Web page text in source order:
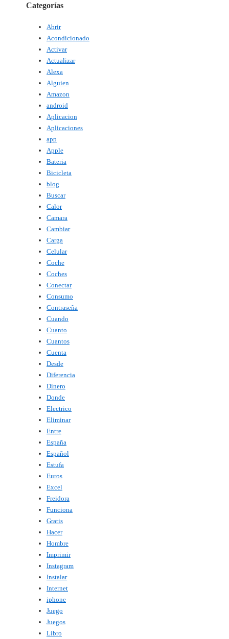
Categorías
Abrir
Acondicionado
Activar
Actualizar
Alexa
Alguien
Amazon
android
Aplicacion
Aplicaciones
app
Apple
Bateria
Bicicleta
blog
Buscar
Calor
Camara
Cambiar
Carga
Celular
Coche
Coches
Conectar
Consumo
Contraseña
Cuando
Cuanto
Cuantos
Cuenta
Desde
Diferencia
Dinero
Donde
Electrico
Eliminar
Entre
España
Español
Estufa
Euros
Excel
Freidora
Funciona
Gratis
Hacer
Hombre
Imprimir
Instagram
Instalar
Internet
iphone
Juego
Juegos
Libro